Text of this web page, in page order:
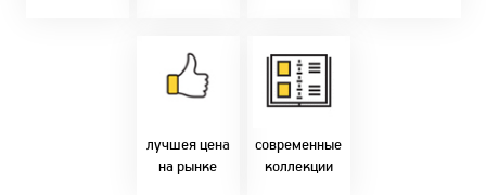
лучшея цена
на рынке
напрямую с
фабрики!
Предлагаем только
современные
коллекции
Идем в ногу с
самыми
современным
стилями и
решениями!